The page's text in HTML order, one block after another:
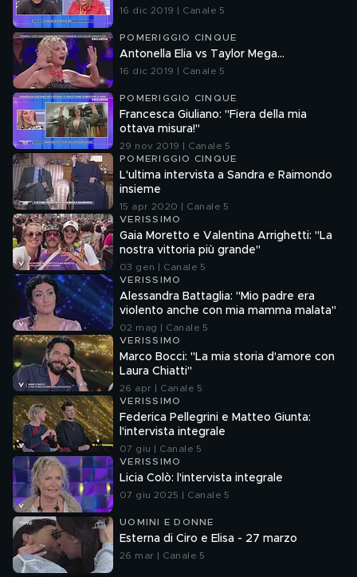
16 dic 2019 | Canale 5
POMERIGGIO CINQUE
Antonella Elia vs Taylor Mega...
16 dic 2019 | Canale 5
POMERIGGIO CINQUE
Francesca Giuliano: "Fiera della mia
ottava misura!"
29 nov 2019 | Canale 5
POMERIGGIO CINQUE
L'ultima intervista a Sandra e Raimondo
insieme
15 apr 2020 | Canale 5
VERISSIMO
Gaia Moretto e Valentina Arrighetti: "La
nostra vittoria più grande"
03 gen | Canale 5
VERISSIMO
Alessandra Battaglia: "Mio padre era
violento anche con mia mamma malata"
02 mag | Canale 5
VERISSIMO
Marco Bocci: "La mia storia d'amore con
Laura Chiatti"
26 apr | Canale 5
VERISSIMO
Federica Pellegrini e Matteo Giunta:
l'intervista integrale
07 giu | Canale 5
VERISSIMO
Licia Colò: l'intervista integrale
07 giu 2025 | Canale 5
UOMINI E DONNE
Esterna di Ciro e Elisa - 27 marzo
26 mar | Canale 5